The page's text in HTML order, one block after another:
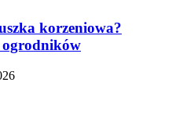
korzeniowa?